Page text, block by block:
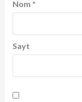
Nom *
Sayt